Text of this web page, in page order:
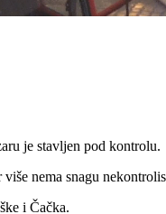
je stavljen pod kontrolu.
nema snagu
i Čačka.